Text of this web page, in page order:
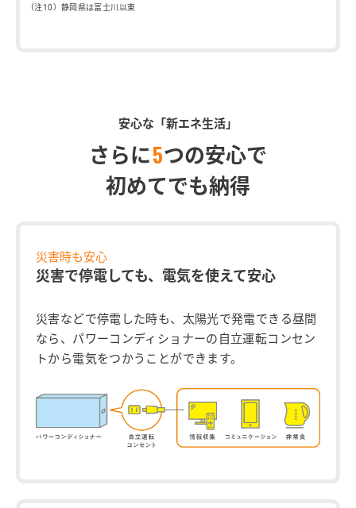
（注10）静岡県は富士川以東
安心な「新エネ生活」
さらに5つの安心で
初めてでも納得
災害時も安心
災害で停電しても、電気を使えて安心
災害などで停電した時も、太陽光で発電できる昼間
なら、パワーコンディショナーの自立運転コンセン
トから電気をつかうことができます。